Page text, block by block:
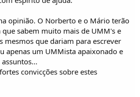
opinião. O Norberto e o Mário terão
que sabem muito mais de UMM's e
mesmos que dariam para escrever
apenas um UMMista apaixonado e
convicções sobre estes